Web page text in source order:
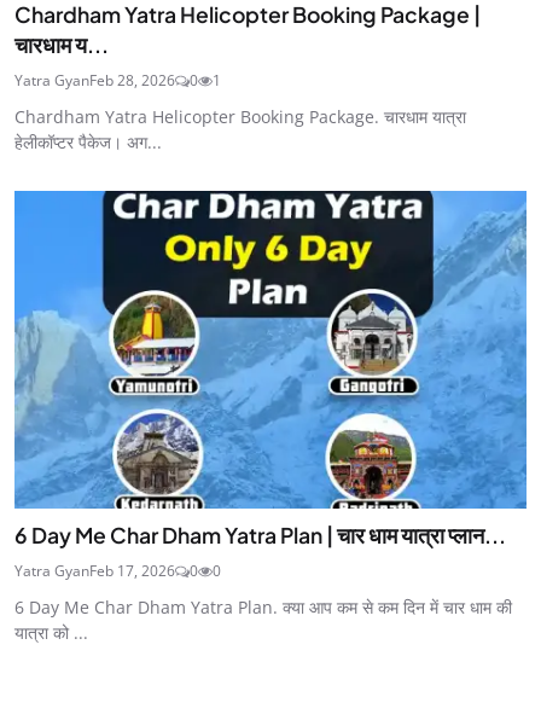
Chardham Yatra Helicopter Booking Package |
चारधाम य...
Yatra GyanFeb 28, 2026 0 1
Chardham Yatra Helicopter Booking Package. चारधाम यात्रा
हेलीकॉप्टर पैकेज। अग...
6 Day Me Char Dham Yatra Plan | चार धाम यात्रा प्लान...
Yatra GyanFeb 17, 2026 0 0
6 Day Me Char Dham Yatra Plan. क्या आप कम से कम दिन में चार धाम की
यात्रा को ...